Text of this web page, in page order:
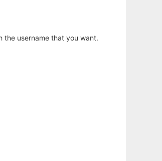
the username that you want.